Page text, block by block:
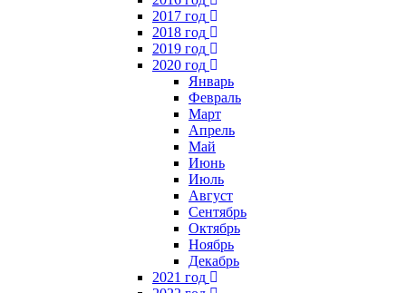
2017 год
2018 год
2019 год
2020 год
Январь
Февраль
Март
Апрель
Май
Июнь
Июль
Август
Сентябрь
Октябрь
Ноябрь
Декабрь
2021 год